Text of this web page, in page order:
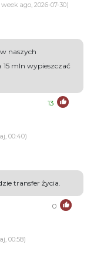
ago, 2026-07-30)
naszych
15 mln wypieszczać
13
00:40)
transfer życia.
0
00:58)